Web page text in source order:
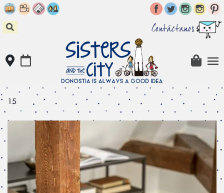
Skip
to
content
Contáctanos
15